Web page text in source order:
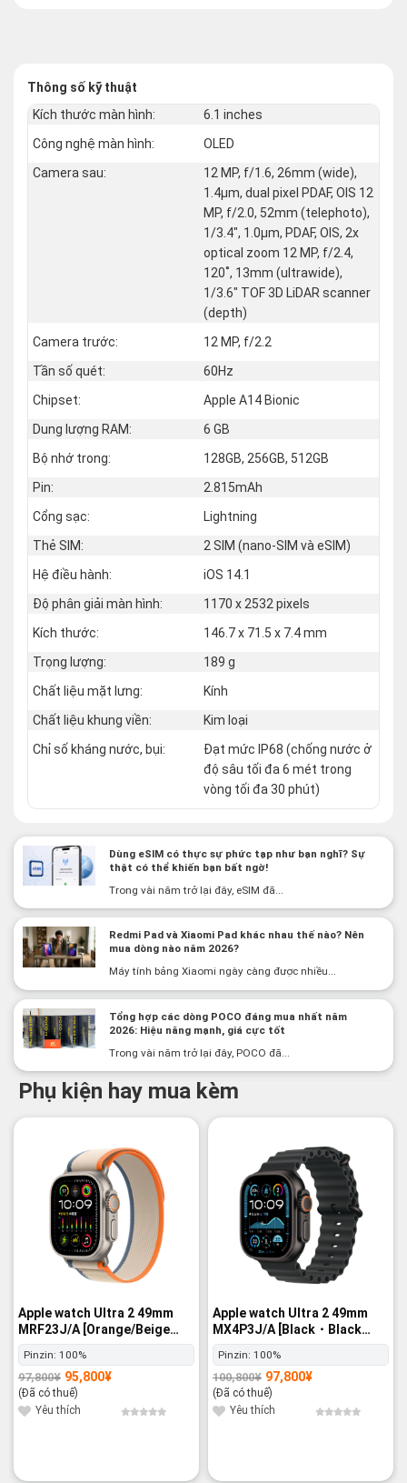
Thông số kỹ thuật
Kích thước màn hình:
6.1 inches
Công nghệ màn hình:
OLED
Camera sau:
12 MP, f/1.6, 26mm (wide),
1.4µm, dual pixel PDAF, OIS 12
MP, f/2.0, 52mm (telephoto),
1/3.4", 1.0µm, PDAF, OIS, 2x
optical zoom 12 MP, f/2.4,
120˚, 13mm (ultrawide),
1/3.6" TOF 3D LiDAR scanner
(depth)
Camera trước:
12 MP, f/2.2
Tần số quét:
60Hz
Chipset:
Apple A14 Bionic
Dung lượng RAM:
6 GB
Bộ nhớ trong:
128GB, 256GB, 512GB
Pin:
2.815mAh
Cổng sạc:
Lightning
Thẻ SIM:
2 SIM (nano‑SIM và eSIM)
Hệ điều hành:
iOS 14.1
Độ phân giải màn hình:
1170 x 2532 pixels
Kích thước:
146.7 x 71.5 x 7.4 mm
Trọng lượng:
189 g
Chất liệu mặt lưng:
Kính
Chất liệu khung viền:
Kim loại
Chỉ số kháng nước, bụi:
Đạt mức IP68 (chống nước ở
độ sâu tối đa 6 mét trong
vòng tối đa 30 phút)
Dùng eSIM có thực sự phức tạp như bạn nghĩ? Sự
thật có thể khiến bạn bất ngờ!
Trong vài năm trở lại đây, eSIM đã...
Redmi Pad và Xiaomi Pad khác nhau thế nào? Nên
mua dòng nào năm 2026?
Máy tính bảng Xiaomi ngày càng được nhiều...
Tổng hợp các dòng POCO đáng mua nhất năm
2026: Hiệu năng mạnh, giá cực tốt
Trong vài năm trở lại đây, POCO đã...
Phụ kiện hay mua kèm
Apple watch Ultra 2 49mm
MRF23J/A [Orange/Beige
Trail Loop M/L] GPS+Cellular
- Nguyên hộp
Pinzin: 100%
97,800¥
Giá
gốc
là:
97,800¥.
95,800¥
Giá
hiện
tại
là:
95,800¥.
(Đã có thuế)
Yêu thích
Apple watch Ultra 2 49mm
MX4P3J/A [Black・Black
Ocean Band] GPS+Cellular -
Nguyên hộp
Pinzin: 100%
100,800¥
Giá
gốc
là:
100,800¥.
97,800¥
Giá
hiện
tại
là:
97,800¥.
(Đã có thuế)
Yêu thích